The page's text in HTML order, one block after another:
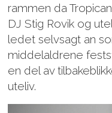
rammen da
DJ Stig Rovik og
ledet selvsagt an
middelaldrene
en del av
uteliv.